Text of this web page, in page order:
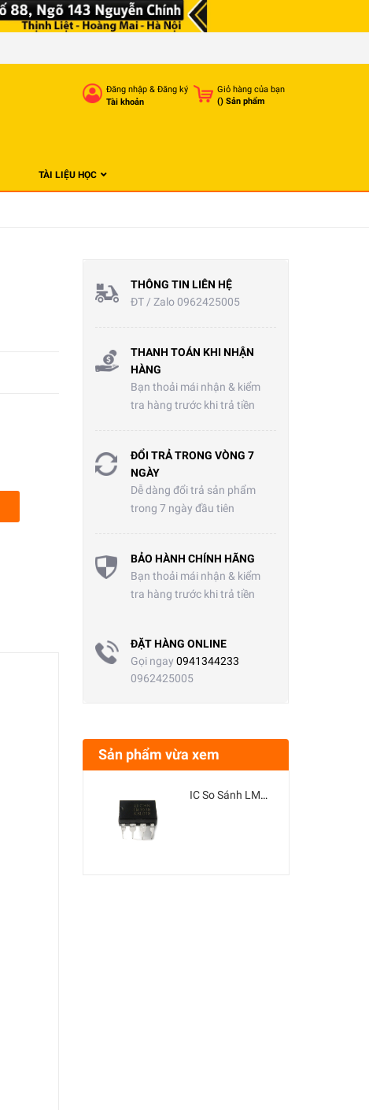
Đăng nhập& Đăng ký
Tài khoản
Giỏ hàng của bạn
() Sản phẩm
TÀI LIỆU HỌC
THÔNG TIN LIÊN HỆ
ĐT / Zalo 0962425005
THANH TOÁN KHI NHẬN
HÀNG
Bạn thoải mái nhận & kiểm
tra hàng trước khi trả tiền
ĐỔI TRẢ TRONG VÒNG 7
NGÀY
Dễ dàng đổi trả sản phẩm
trong 7 ngày đầu tiên
BẢO HÀNH CHÍNH HÃNG
Bạn thoải mái nhận & kiểm
tra hàng trước khi trả tiền
ĐẶT HÀNG ONLINE
Gọi ngay 0941344233
0962425005
Sản phẩm vừa xem
IC So Sánh LM393 DIP8